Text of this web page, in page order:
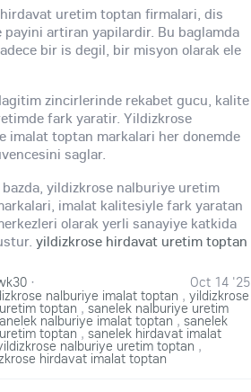
hirdavat uretim toptan firmalari, dis
artiran yapilardir. Bu baglamda
bir is degil, bir misyon olarak ele
zincirlerinde rekabet gucu, kalite
fark yaratir. Yildizkrose
imalat toptan markalari her donemde
saglar.
bazda, yildizkrose nalburiye uretim
imalat kalitesiyle fark yaratan
olarak yerli sanayiye katkida
yildizkrose hirdavat uretim toptan
Oct 14 '25
·
nalburiye imalat toptan , yildizkrose
toptan ,sanelek nalburiye uretim
nalburiye imalat toptan, sanelek
toptan, sanelek hirdavat imalat
nalburiye uretim toptan ,
hirdavat imalat toptan